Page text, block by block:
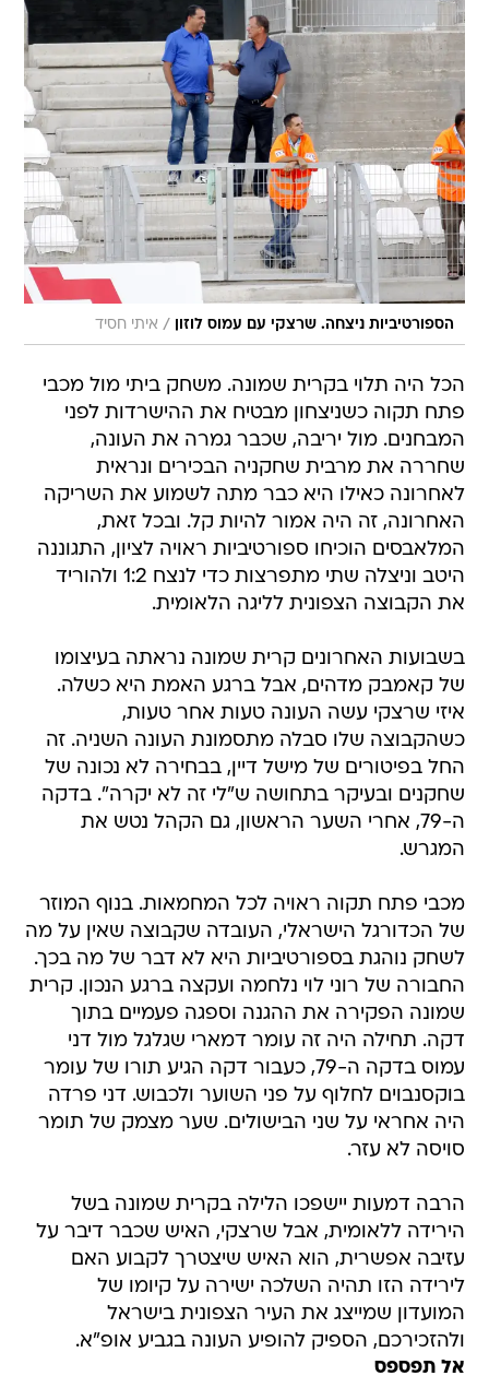
הספורטיביות ניצחה. שרצקי עם עמוס לוזון / איתי חסיד
הכל היה תלוי בקרית שמונה. משחק ביתי מול מכבי
פתח תקוה כשניצחון מבטיח את ההישרדות לפני
המבחנים. מול יריבה, שכבר גמרה את העונה,
שחררה את מרבית שחקניה הבכירים ונראית
לאחרונה כאילו היא כבר מתה לשמוע את השריקה
האחרונה, זה היה אמור להיות קל. ובכל זאת,
המלאבסים הוכיחו ספורטיביות ראויה לציון, התגוננה
היטב וניצלה שתי מתפרצות כדי לנצח 1:2 ולהוריד
את הקבוצה הצפונית לליגה הלאומית.
בשבועות האחרונים קרית שמונה נראתה בעיצומו
של קאמבק מדהים, אבל ברגע האמת היא כשלה.
איזי שרצקי עשה העונה טעות אחר טעות,
כשהקבוצה שלו סבלה מתסמונת העונה השניה. זה
החל בפיטורים של מישל דיין, בבחירה לא נכונה של
שחקנים ובעיקר בתחושה ש"לי זה לא יקרה". בדקה
ה-79, אחרי השער הראשון, גם הקהל נטש את
המגרש.
מכבי פתח תקוה ראויה לכל המחמאות. בנוף המוזר
של הכדורגל הישראלי, העובדה שקבוצה שאין על מה
לשחק נוהגת בספורטיביות היא לא דבר של מה בכך.
החבורה של רוני לוי נלחמה ועקצה ברגע הנכון. קרית
שמונה הפקירה את ההגנה וספגה פעמיים בתוך
דקה. תחילה היה זה עומר דמארי שגלגל מול דני
עמוס בדקה ה-79, כעבור דקה הגיע תורו של עומר
בוקסנבוים לחלוף על פני השוער ולכבוש. דני פרדה
היה אחראי על שני הבישולים. שער מצמק של תומר
סויסה לא עזר.
הרבה דמעות יישפכו הלילה בקרית שמונה בשל
הירידה ללאומית, אבל שרצקי, האיש שכבר דיבר על
עזיבה אפשרית, הוא האיש שיצטרך לקבוע האם
לירידה הזו תהיה השלכה ישירה על קיומו של
המועדון שמייצג את העיר הצפונית בישראל
ולהזכירכם, הספיק להופיע העונה בגביע אופ"א.
אל תפספס